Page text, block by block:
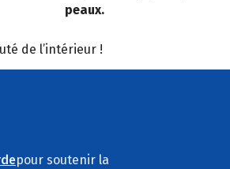
peaux.
de l’intérieur !
pour soutenir la